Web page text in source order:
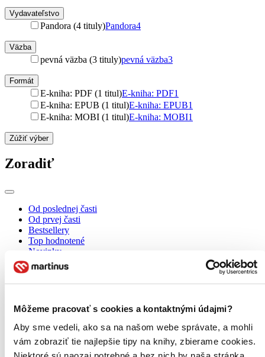
Môžeme pracovať s cookies a kontaktnými údajmi?
Aby sme vedeli, ako sa na našom webe správate, a mohli
vám zobraziť tie najlepšie tipy na knihy, zbierame cookies.
Vydavateľstvo
Pandora (4 tituly)Pandora4
Väzba
pevná väzba (3 tituly)pevná väzba3
Formát
E-kniha: PDF (1 titul)E-kniha: PDF1
E-kniha: EPUB (1 titul)E-kniha: EPUB1
E-kniha: MOBI (1 titul)E-kniha: MOBI1
Zúžiť výber
Zoradiť
Od poslednej časti
Od prvej časti
Bestsellery
Top hodnotené
Novinky
Najdrahšie
Najlacnejšie